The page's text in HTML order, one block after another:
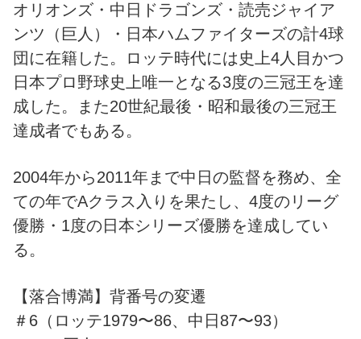
オリオンズ・中日ドラゴンズ・読売ジャイア
ンツ（巨人）・日本ハムファイターズの計4球
団に在籍した。ロッテ時代には史上4人目かつ
日本プロ野球史上唯一となる3度の三冠王を達
成した。また20世紀最後・昭和最後の三冠王
達成者でもある。
2004年から2011年まで中日の監督を務め、全
ての年でAクラス入りを果たし、4度のリーグ
優勝・1度の日本シリーズ優勝を達成してい
る。
【落合博満】背番号の変遷
＃6（ロッテ1979〜86、中日87〜93）